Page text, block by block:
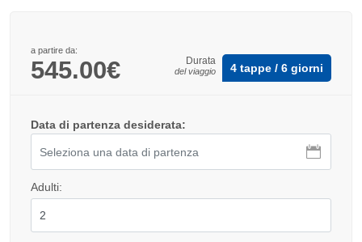
a partire da:
545.00€ Durata
del viaggio 4 tappe / 6 giorni
Data di partenza desiderata:
Adulti: